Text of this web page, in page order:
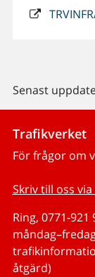
Senast
Trafikverket
För frågor om
Skriv till oss
Ring, 0771-921
åtgärd)